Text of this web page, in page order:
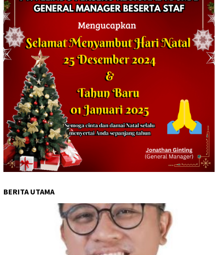
BERITA UTAMA